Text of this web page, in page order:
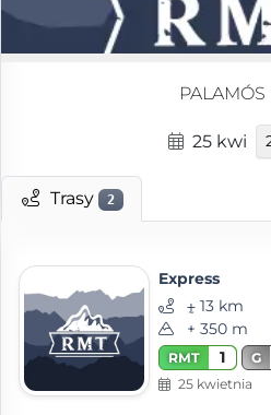
PALAMÓS
25 kwi
Trasy 2
Express
⨦ 13 km
+ 350 m
RMT 1 G
25 kwietnia